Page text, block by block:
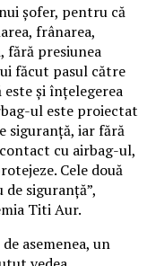
șofer, pentru că
frânarea,
fără presiunea
făcut pasul către
și înțelegerea
ul este proiectat
siguranță, iar fără
cu airbag-ul,
Cele două
siguranță”,
Titi Aur.
asemenea, un